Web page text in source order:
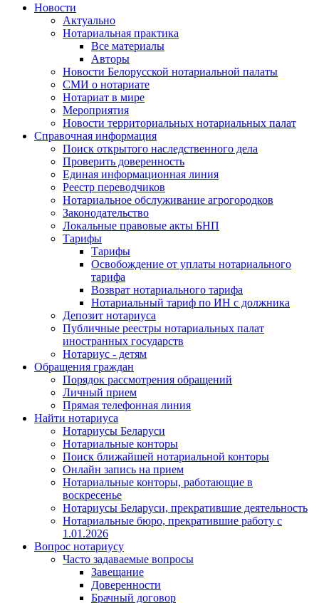
Новости
Актуально
Нотариальная практика
Все материалы
Авторы
Новости Белорусской нотариальной палаты
СМИ о нотариате
Нотариат в мире
Мероприятия
Новости территориальных нотариальных палат
Справочная информация
Поиск открытого наследственного дела
Проверить доверенность
Единая информационная линия
Реестр переводчиков
Нотариальное обслуживание агрогородков
Законодательство
Локальные правовые акты БНП
Тарифы
Тарифы
Освобождение от уплаты нотариального
тарифа
Возврат нотариального тарифа
Нотариальный тариф по ИН с должника
Депозит нотариуса
Публичные реестры нотариальных палат
иностранных государств
Нотариус - детям
Обращения граждан
Порядок рассмотрения обращений
Личный прием
Прямая телефонная линия
Найти нотариуса
Нотариусы Беларуси
Нотариальные конторы
Поиск ближайшей нотариальной конторы
Онлайн запись на прием
Нотариальные конторы, работающие в
воскресенье
Нотариусы Беларуси, прекратившие деятельность
Нотариальные бюро, прекратившие работу с
1.01.2026
Вопрос нотариусу
Часто задаваемые вопросы
Завещание
Доверенности
Брачный договор